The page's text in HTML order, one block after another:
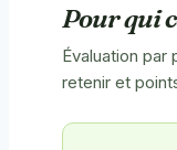
Pour qui
Évaluation
retenir et